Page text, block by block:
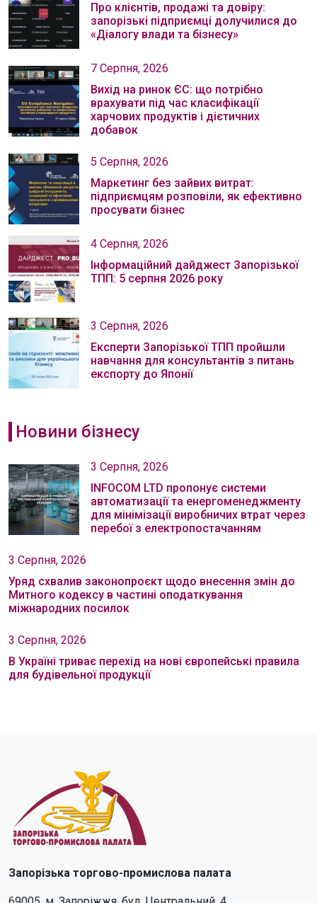
Про клієнтів, продажі та довіру:
запорізькі підприємці долучилися до
«Діалогу влади та бізнесу»
7 Серпня, 2026
Вихід на ринок ЄС: що потрібно
врахувати під час класифікації
харчових продуктів і дієтичних
добавок
5 Серпня, 2026
Маркетинг без зайвих витрат:
підприємцям розповіли, як ефективно
просувати бізнес
4 Серпня, 2026
Інформаційний дайджест Запорізької
ТПП: 5 серпня 2026 року
3 Серпня, 2026
Експерти Запорізької ТПП пройшли
навчання для консультантів з питань
експорту до Японії
Новини бізнесу
3 Серпня, 2026
INFOCOM LTD пропонує системи
автоматизації та енергоменеджменту
для мінімізації виробничих втрат через
перебої з електропостачанням
3 Серпня, 2026
Уряд схвалив законопроєкт щодо внесення змін до
Митного кодексу в частині оподаткування
міжнародних посилок
3 Серпня, 2026
В Україні триває перехід на нові європейські правила
для будівельної продукції
Запорізька торгово-промислова палата